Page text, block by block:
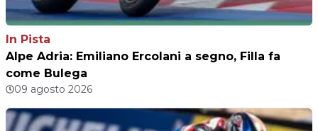
In Pista
Alpe Adria: Emiliano Ercolani a segno, Filla fa
come Bulega
09 agosto 2026